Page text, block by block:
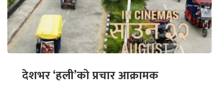
देशभर ‘हली’को प्रचार आक्रामक